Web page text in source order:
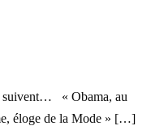
suivent… « Obama, au
éloge de la Mode » […]